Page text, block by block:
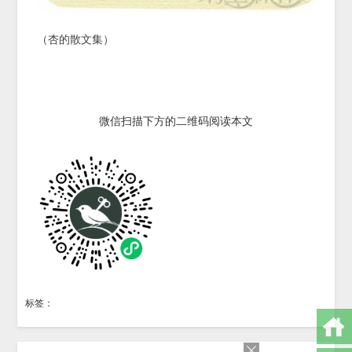
（杏的散文集）
微信扫描下方的二维码阅读本文
标签：